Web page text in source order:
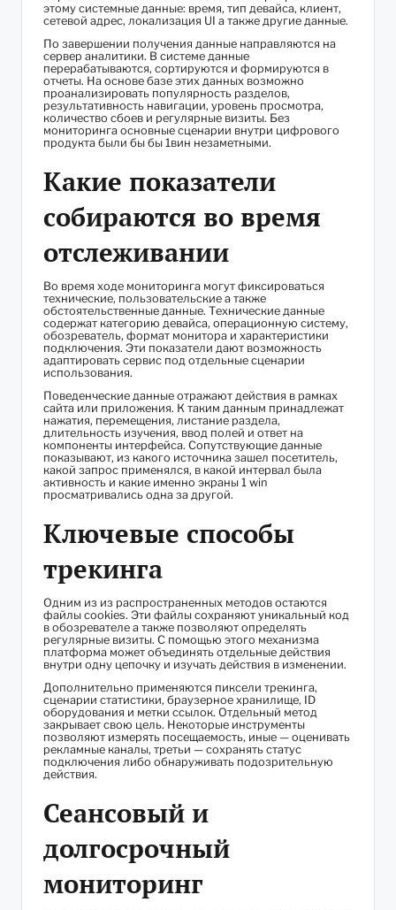
этому системные данные: время, тип девайса, клиент,
сетевой адрес, локализация UI а также другие данные.
По завершении получения данные направляются на
сервер аналитики. В системе данные
перерабатываются, сортируются и формируются в
отчеты. На основе базе этих данных возможно
проанализировать популярность разделов,
результативность навигации, уровень просмотра,
количество сбоев и регулярные визиты. Без
мониторинга основные сценарии внутри цифрового
продукта были бы бы 1вин незаметными.
Какие показатели
собираются во время
отслеживании
Во время ходе мониторинга могут фиксироваться
технические, пользовательские а также
обстоятельственные данные. Технические данные
содержат категорию девайса, операционную систему,
обозреватель, формат монитора и характеристики
подключения. Эти показатели дают возможность
адаптировать сервис под отдельные сценарии
использования.
Поведенческие данные отражают действия в рамках
сайта или приложения. К таким данным принадлежат
нажатия, перемещения, листание раздела,
длительность изучения, ввод полей и ответ на
компоненты интерфейса. Сопутствующие данные
показывают, из какого источника зашел посетитель,
какой запрос применялся, в какой интервал была
активность и какие именно экраны 1 win
просматривались одна за другой.
Ключевые способы
трекинга
Одним из из распространенных методов остаются
файлы cookies. Эти файлы сохраняют уникальный код
в обозревателе а также позволяют определять
регулярные визиты. С помощью этого механизма
платформа может объединять отдельные действия
внутри одну цепочку и изучать действия в изменении.
Дополнительно применяются пиксели трекинга,
сценарии статистики, браузерное хранилище, ID
оборудования и метки ссылок. Отдельный метод
закрывает свою цель. Некоторые инструменты
позволяют измерять посещаемость, иные — оценивать
рекламные каналы, третьи — сохранять статус
подключения либо обнаруживать подозрительную
действия.
Сеансовый и
долгосрочный
мониторинг